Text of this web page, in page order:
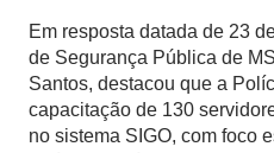
Em resposta datada de 23
de Segurança Pública de
Santos, destacou que a
capacitação de 130
no sistema SIGO, com foco